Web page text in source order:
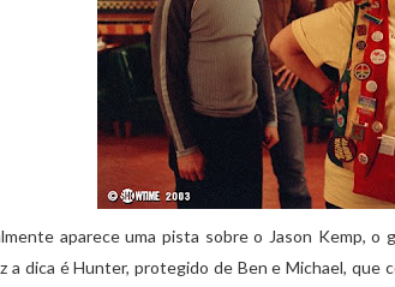
aparece uma pista sobre o Jason Kemp,
a dica é Hunter, protegido de Ben e Michael, que